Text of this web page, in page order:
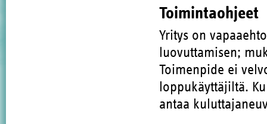
Toimintaohjeet
Yritys on
luovuttamisen;
Toimenpide ei
loppukäyttäjiltä.
antaa